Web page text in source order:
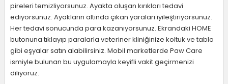
pireleri temizliyorsunuz. Ayakta oluşan kırıkları tedavi
ediyorsunuz. Ayakların altında çıkan yaraları iyileştiriyorsunuz.
Her tedavi sonucunda para kazanıyorsunuz. Ekrandaki HOME
butonuna tıklayıp paralarla veteriner kliniğinize koltuk ve tablo
gibi eşyalar satın alabilirsiniz. Mobil marketlerde Paw Care
ismiyle bulunan bu uygulamayla keyifli vakit geçirmenizi
diliyoruz.